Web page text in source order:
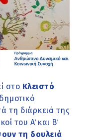
στο Κλειστό
τη διάρκειά της
του Α΄ και Β΄
τη δουλειά